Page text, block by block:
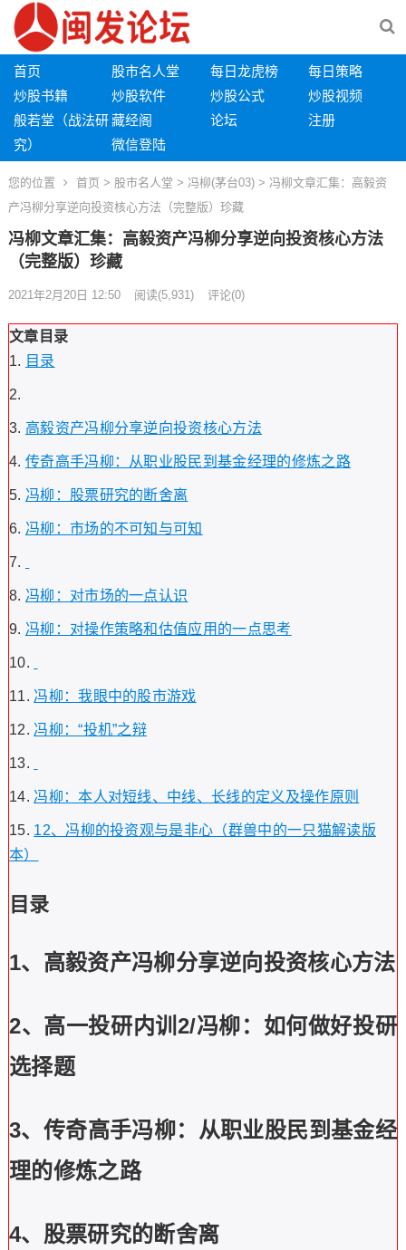
首页 股市名人堂 每日龙虎榜
每日策略
炒股书籍
炒股软件 炒股公式
炒股视频
般若堂（战法研
究）
藏经阁 论坛
注册
微信登陆
您的位置 首页 > 股市名人堂 > 冯柳(茅台03) > 冯柳文章汇集：高毅资
产冯柳分享逆向投资核心方法（完整版）珍藏
冯柳文章汇集：高毅资产冯柳分享逆向投资核心方法
（完整版）珍藏
2021年2月20日 12:50 阅读(5,931) 评论(0)
文章目录
目录
高毅资产冯柳分享逆向投资核心方法
传奇高手冯柳：从职业股民到基金经理的修炼之路
冯柳：股票研究的断舍离
冯柳：市场的不可知与可知
冯柳：对市场的一点认识
冯柳：对操作策略和估值应用的一点思考
冯柳：我眼中的股市游戏
冯柳：“投机”之辩
冯柳：本人对短线、中线、长线的定义及操作原则
12、冯柳的投资观与是非心（群兽中的一只猫解读版
本）
目录
1、高毅资产冯柳分享逆向投资核心方法
2、高一投研内训2/冯柳：如何做好投研
选择题
3、传奇高手冯柳：从职业股民到基金经
理的修炼之路
4、股票研究的断舍离